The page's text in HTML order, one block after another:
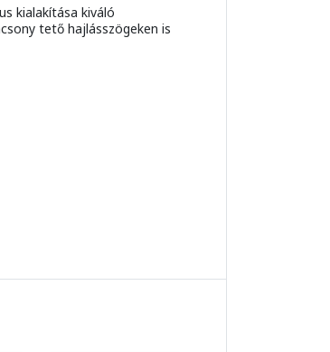
kialakítása kiváló
tető hajlásszögeken is